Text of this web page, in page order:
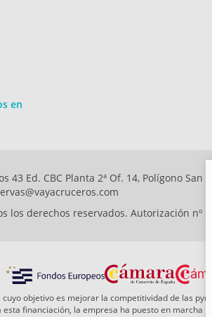
en
Ed. CBC Planta 2ª Of. 14, Polígono San
los derechos reservados. Autorización nº
cuyo objetivo es mejorar la competitividad de las
financiación, la empresa ha puesto en marcha